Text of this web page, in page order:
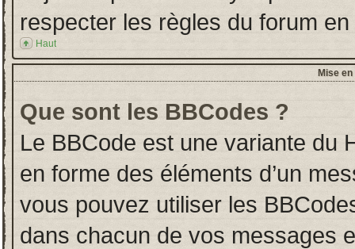
respecter les règles du forum
Haut
Mise
Que sont les BBCodes ?
Le BBCode est une variante du
en forme des éléments d’un
vous pouvez utiliser les
dans chacun de vos messages